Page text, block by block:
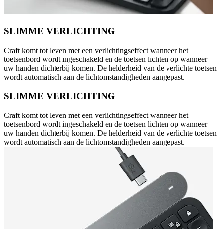
SLIMME VERLICHTING
Craft komt tot leven met een verlichtingseffect wanneer het
toetsenbord wordt ingeschakeld en de toetsen lichten op wanneer
uw handen dichterbij komen. De helderheid van de verlichte toetsen
wordt automatisch aan de lichtomstandigheden aangepast.
SLIMME VERLICHTING
Craft komt tot leven met een verlichtingseffect wanneer het
toetsenbord wordt ingeschakeld en de toetsen lichten op wanneer
uw handen dichterbij komen. De helderheid van de verlichte toetsen
wordt automatisch aan de lichtomstandigheden aangepast.